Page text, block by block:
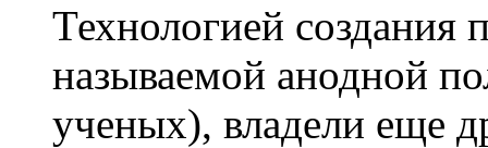
Технологией создания
называемой анодной
ученых), владели еще